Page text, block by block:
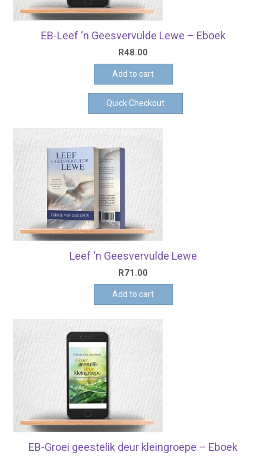
EB-Leef ‘n Geesvervulde Lewe – Eboek
R48.00
Add to cart
Quick Checkout
Leef ‘n Geesvervulde Lewe
R71.00
Add to cart
EB-Groei geestelik deur kleingroepe – Eboek